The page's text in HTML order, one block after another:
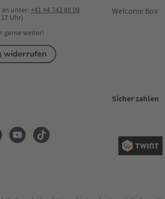
an unter:+41 44 743 80 09
17 Uhr)
gerne weiter!
widerrufen
Welcome Box
Sicher zahlen